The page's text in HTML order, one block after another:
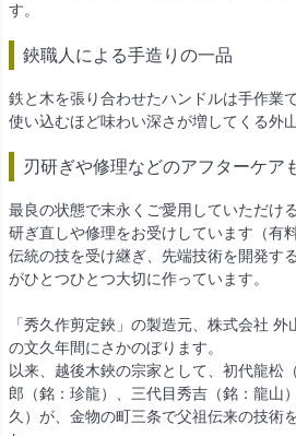
す。
鋏職人による手造りの一品
鉄と木を張り合わせたハンドルは手作業
使い込むほど味わい深さが増してくる外
刃研ぎや修理などのアフターケア
最良の状態で末永くご愛用していただけ
研ぎ直しや修理をお受けしています（有料
伝統の技を受け継ぎ、先端技術を開発す
がひとつひとつ大切に作っています。
「秀久作剪定鋏」の製造元、株式会社
の文久年間にさかのぼります。
以来、越後木鋏の宗家として、初代龍
郎（銘：珍龍）、三代目秀吉（銘：龍山
久）が、金物の町三条で父祖伝来の技術